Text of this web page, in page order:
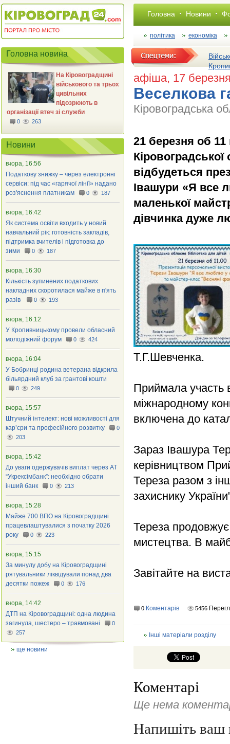
Головна Новини
політика економіка
афіша, 17
Веселкова
Кіровоградська
21 березня об 11
відбудеться
Івашури «Я все
маленької
дівчинка дуже
Т.Г.Шевченка.
Приймала участь
міжнародному
включена до
Зараз Івашура
керівництвом
Тереза разом з
захиснику
Тереза продовжує
мистецтва. В
Завітайте на
0 Коментарів 5456
Інші матеріали розділу
Коментарі
Ще нема
Напишіть ваш
Головна новина
На Кіровоградщині
військового та трьох
цивільних
підозрюють в
організації втеч зі служби
0 263
Новини
вчора, 16:56
Податкову знижку – через електронні
сервіси: під час «гарячої лінії» надано
роз'яснення платникам
0 187
вчора, 16:42
Як система освіти входить у новий
навчальний рік: готовність закладів,
підтримка вчителів і підготовка до
зими
0 187
вчора, 16:30
Кількість зупинених податкових
накладних скоротилася майже в п'ять
разів
0 193
вчора, 16:12
У Кропивницькому провели обласний
молодіжний форум
0 424
вчора, 16:04
У Бобринці родина ветерана відкрила
більярдний клуб за грантові кошти
0 249
вчора, 15:57
Штучний інтелект: нові можливості для
кар’єри та професійного розвитку
0
203
вчора, 15:42
До уваги одержувачів виплат через АТ
“Укрексімбанк”: необхідно обрати
інший банк
0 213
вчора, 15:28
Майже 700 ВПО на Кіровоградщині
працевлаштувалися з початку 2026
року
0 223
вчора, 15:15
За минулу добу на Кіровоградщині
рятувальники ліквідували понад два
десятки пожеж
0 176
вчора, 14:42
ДТП на Кіровоградщині: одна людина
загинула, шестеро – травмовані
0
257
ще новини